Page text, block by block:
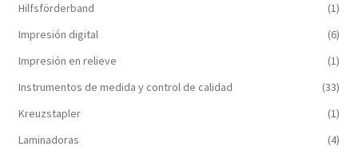
Hilfsförderband
(1)
Impresión digital
(6)
Impresión en relieve
(1)
Instrumentos de medida y control de calidad
(33)
Kreuzstapler
(1)
Laminadoras
(4)